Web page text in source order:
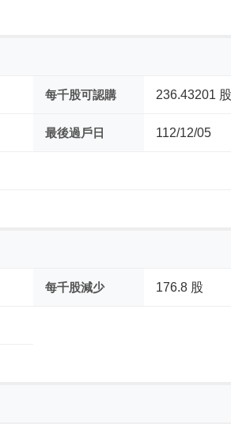
每千股可認購 236.43201 股
最後過戶日 112/12/05
每千股減少 176.8 股